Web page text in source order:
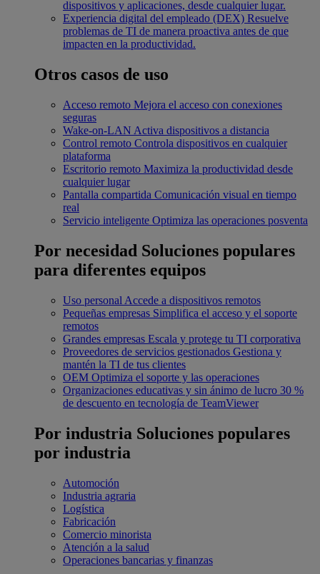
dispositivos y aplicaciones, desde cualquier lugar.
Experiencia digital del empleado (DEX) Resuelve
problemas de TI de manera proactiva antes de que
impacten en la productividad.
Otros casos de uso
Acceso remoto Mejora el acceso con conexiones
seguras
Wake-on-LAN Activa dispositivos a distancia
Control remoto Controla dispositivos en cualquier
plataforma
Escritorio remoto Maximiza la productividad desde
cualquier lugar
Pantalla compartida Comunicación visual en tiempo
real
Servicio inteligente Optimiza las operaciones posventa
Por necesidad Soluciones populares
para diferentes equipos
Uso personal Accede a dispositivos remotos
Pequeñas empresas Simplifica el acceso y el soporte
remotos
Grandes empresas Escala y protege tu TI corporativa
Proveedores de servicios gestionados Gestiona y
mantén la TI de tus clientes
OEM Optimiza el soporte y las operaciones
Organizaciones educativas y sin ánimo de lucro 30 %
de descuento en tecnología de TeamViewer
Por industria Soluciones populares
por industria
Automoción
Industria agraria
Logística
Fabricación
Comercio minorista
Atención a la salud
Operaciones bancarias y finanzas